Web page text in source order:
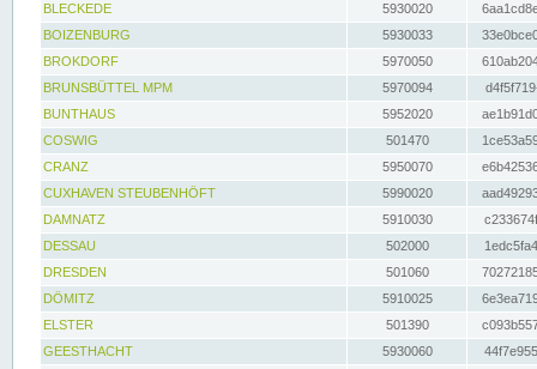
BLECKEDE
5930020
BOIZENBURG
5930033
BROKDORF
5970050
BRUNSBÜTTEL MPM
5970094
BUNTHAUS
5952020
COSWIG
501470
CRANZ
5950070
CUXHAVEN STEUBENHÖFT
5990020
DAMNATZ
5910030
DESSAU
502000
DRESDEN
501060
DÖMITZ
5910025
ELSTER
501390
GEESTHACHT
5930060